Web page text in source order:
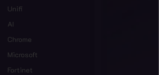
Unifi
AI
Chrome
Microsoft
Fortinet